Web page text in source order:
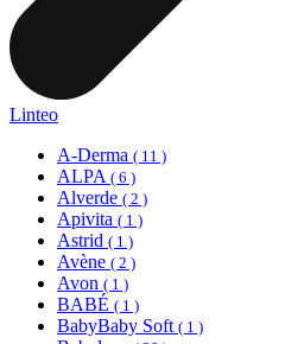
Linteo
A-Derma ( 11 )
ALPA ( 6 )
Alverde ( 2 )
Apivita ( 1 )
Astrid ( 1 )
Avène ( 2 )
Avon ( 1 )
BABÉ ( 1 )
BabyBaby Soft ( 1 )